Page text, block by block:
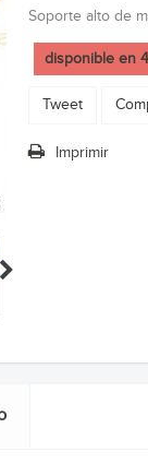
Soporte alto de
disponible en
Tweet
Imprimir